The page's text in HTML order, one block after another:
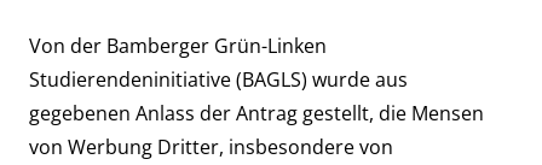
Von der Bamberger Grün-Linken
Studierendeninitiative (BAGLS) wurde aus
gegebenen Anlass der Antrag gestellt, die Mensen
von Werbung Dritter, insbesondere von